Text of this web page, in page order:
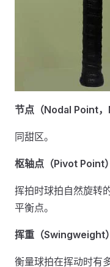
节点（Nodal Point，
同甜区。
枢轴点（Pivot Point）
挥拍时球拍自然旋转
平衡点。
挥重（Swingweight）
衡量球拍在挥动时有